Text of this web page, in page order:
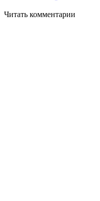
Читать комментарии